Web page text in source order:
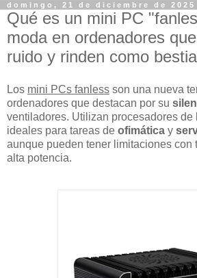
domingo, 21 de diciembre de 2025
Qué es un mini PC
moda en ordenadores
ruido y rinden como
Los mini PCs fanless son una nueva
ordenadores que destacan por su
ventiladores. Utilizan procesadores de
ideales para tareas de ofimática y
aunque pueden tener limitaciones con
alta potencia.